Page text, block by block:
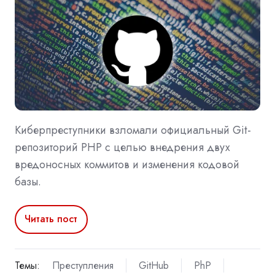
Киберпреступники взломали официальный Git-
репозиторий PHP с целью внедрения двух
вредоносных коммитов и изменения кодовой
базы.
Читать пост
Темы: Преступления GitHub
PhP